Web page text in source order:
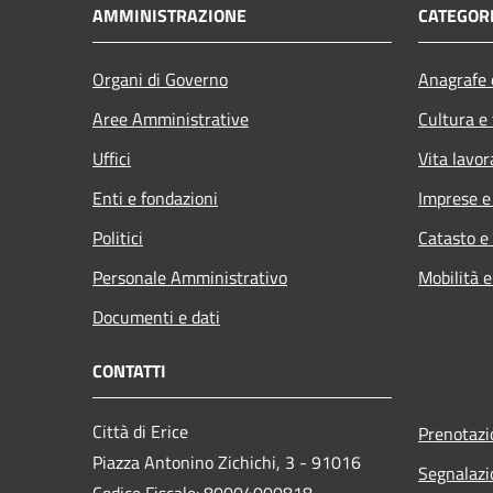
AMMINISTRAZIONE
Organi di Governo
Aree Amministrative
Uffici
Enti e fondazioni
Politici
Personale Amministrativo
Documenti e dati
Cultura
Vita
Imprese
Catasto
Mobilità
CONTATTI
Città di Erice
Piazza Antonino Zichichi, 3 - 91016